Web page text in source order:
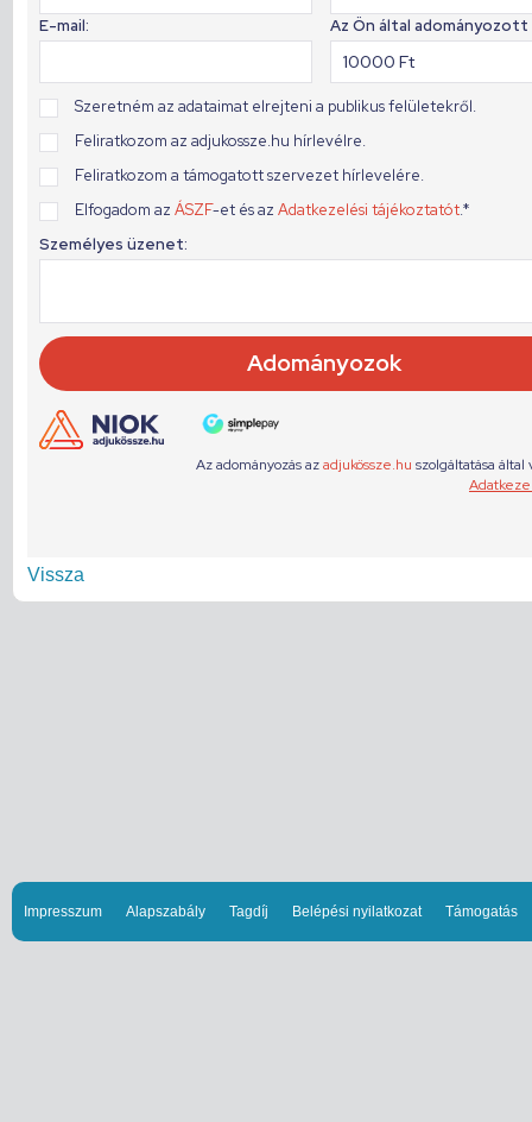
Vissza
Impresszum Alapszabály Tagdíj Belépési nyilatkozat Támogatás